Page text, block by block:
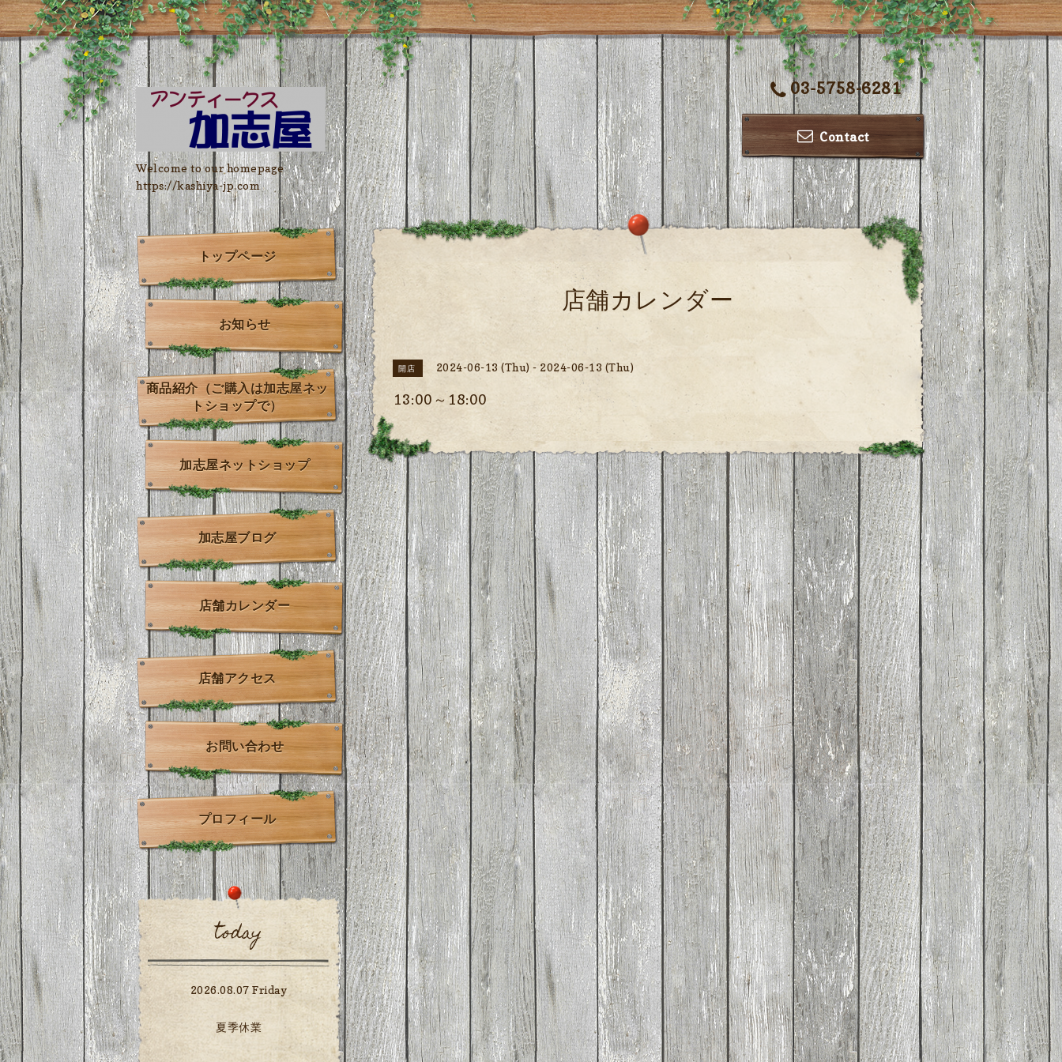
03-5758-6281
Contact
Welcome to our homepage
https://kashiya-jp.com
店舗カレンダー
開店 2024-06-13 (Thu) - 2024-06-13 (Thu)
13:00～18:00
トップページ
お知らせ
商品紹介（ご購入は加志屋ネッ
トショップで）
加志屋ネットショップ
加志屋ブログ
店舗カレンダー
店舗アクセス
お問い合わせ
プロフィール
today
2026.08.07 Friday
夏季休業